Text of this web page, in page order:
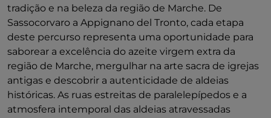
tradição e na beleza da região de Marche. De
Sassocorvaro a Appignano del Tronto, cada etapa
deste percurso representa uma oportunidade para
saborear a excelência do azeite virgem extra da
região de Marche, mergulhar na arte sacra de igrejas
antigas e descobrir a autenticidade de aldeias
históricas. As ruas estreitas de paralelepípedos e a
atmosfera intemporal das aldeias atravessadas